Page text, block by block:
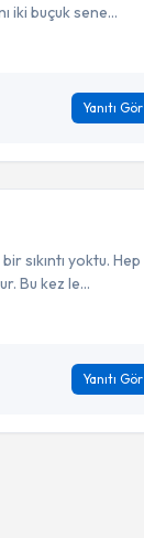
iki buçuk sene...
Yanıtı Gör
sıkıntı yoktu. Hep
Bu kez le...
Yanıtı Gör